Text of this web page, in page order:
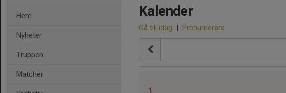
Hem
Nyheter
Truppen
Matcher
Kalender
Gå till idag | Prenumerera
1